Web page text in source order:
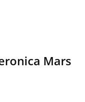
Mars